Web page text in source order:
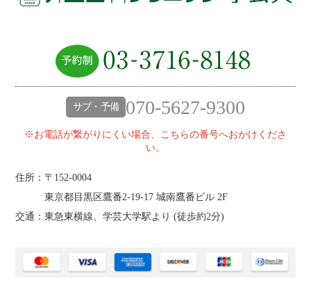
サブ・予備 070-5627-9300
※お電話が繋がりにくい場合、こちらの番号へおかけくださ
い。
住所：〒152-0004
東京都目黒区鷹番2‐19‐17 城南鷹番ビル 2F
交通：東急東横線、学芸大学駅より (徒歩約2分)